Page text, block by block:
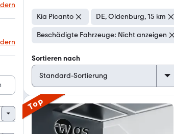
Kia Picanto DE, Oldenburg, 15 km
Beschädigte Fahrzeuge: Nicht anzeigen
Sortieren nach
Top